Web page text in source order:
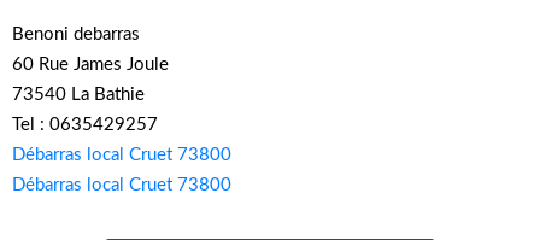
Benoni debarras
60 Rue James Joule
73540 La Bathie
Tel : 0635429257
Débarras local Cruet 73800
Débarras local Cruet 73800